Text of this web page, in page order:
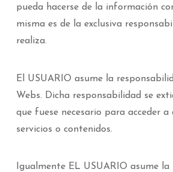
pueda hacerse de la información
misma es de la exclusiva
realiza.
El USUARIO asume la
Webs. Dicha responsabilidad se
que fuese necesario para acceder a
servicios o contenidos.
Igualmente EL USUARIO asume la